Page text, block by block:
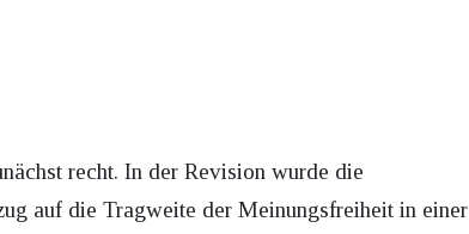
recht. In der Revision wurde die
auf die Tragweite der Meinungsfreiheit in einer